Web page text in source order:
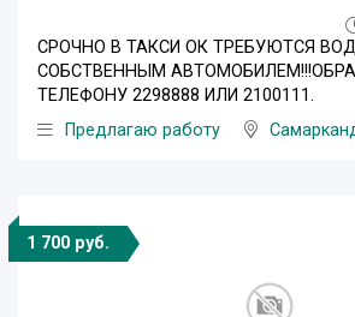
СРОЧНО В ТАКСИ ОК ТРЕБУЮТСЯ
СОБСТВЕННЫМ
ТЕЛЕФОНУ 2298888 ИЛИ 2100111.
Предлагаю работу
1 700 руб.